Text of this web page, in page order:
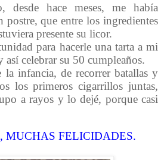
desde hace meses, me había
postre, que entre los ingredientes
presente su licor.
para hacerle una tarta a mi
celebrar su 50 cumpleaños.
la infancia, de recorrer batallas y
los primeros cigarrillos juntas,
a rayos y lo dejé, porque casi
MUCHAS FELICIDADES.